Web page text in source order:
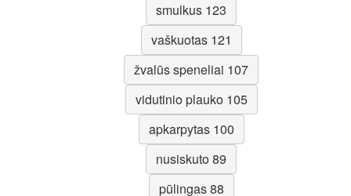
smulkus 123
vaškuotas 121
žvalūs speneliai 107
vidutinio plauko 105
apkarpytas 100
nusiskuto 89
pūlingas 88